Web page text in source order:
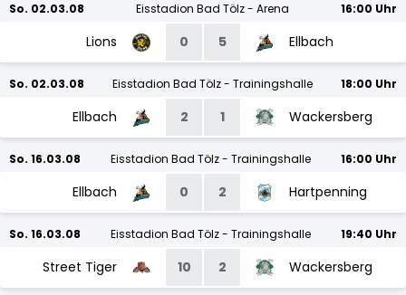
So. 02.03.08 Eisstadion Bad Tölz - Arena 16:00 Uhr
Lions 0 5 Ellbach
So. 02.03.08 Eisstadion Bad Tölz - Trainingshalle 18:00 Uhr
Ellbach 2 1 Wackersberg
So. 16.03.08 Eisstadion Bad Tölz - Trainingshalle 16:00 Uhr
Ellbach 0 2 Hartpenning
So. 16.03.08 Eisstadion Bad Tölz - Trainingshalle 19:40 Uhr
Street Tiger 10 2 Wackersberg